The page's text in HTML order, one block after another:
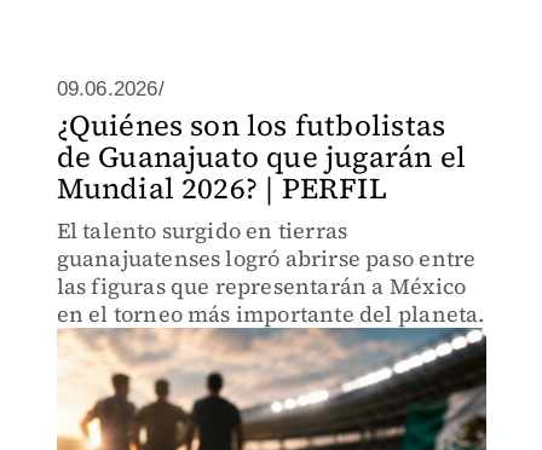
09.06.2026/
¿Quiénes son los futbolistas
de Guanajuato que jugarán el
Mundial 2026? | PERFIL
El talento surgido en tierras
guanajuatenses logró abrirse paso entre
las figuras que representarán a México
en el torneo más importante del planeta.